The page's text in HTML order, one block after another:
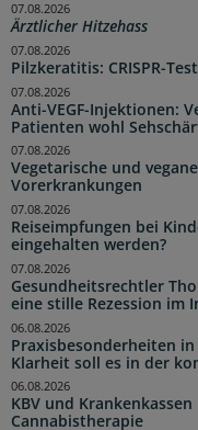
Ärztlicher Hitzehass
07.08.2026
Pilzkeratitis: CRISPR-
07.08.2026
Anti-VEGF-Injektionen:
Patienten wohl
07.08.2026
Vegetarische und
Vorerkrankungen
07.08.2026
Reiseimpfungen bei
eingehalten werden?
07.08.2026
Gesundheitsrechtler
eine stille Rezession im
07.08.2026
Praxisbesonderheiten in
Klarheit soll es in der
06.08.2026
KBV und
Cannabistherapie
06.08.2026